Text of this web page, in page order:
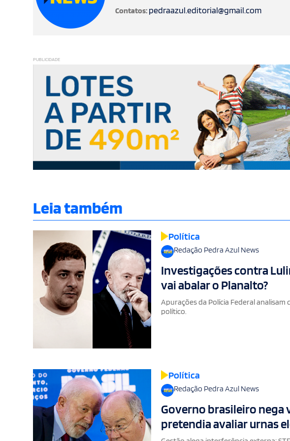
Contatos: pedraazul.editorial@gmail.com
PUBLICIDADE
Leia também
Política
Redação Pedra Azul News
Investigações contra
vai abalar o Planalto?
Apurações da Polícia Federal
político.
Política
Redação Pedra Azul News
Governo brasileiro nega
pretendia avaliar urnas